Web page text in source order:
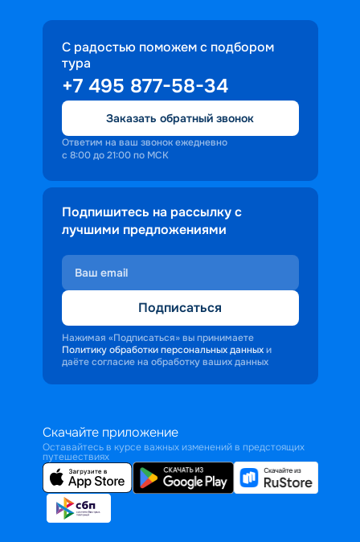
С радостью поможем с подбором
тура
+7 495 877-58-34
Заказать обратный звонок
Ответим на ваш звонок ежедневно
с 8:00 до 21:00 по МСК
Подпишитесь на рассылку с
лучшими предложениями
Подписаться
Нажимая «Подписаться» вы принимаете
Политику обработки персональных данных и
даёте согласие на обработку ваших данных
Скачайте приложение
Оставайтесь в курсе важных изменений в предстоящих
путешествиях